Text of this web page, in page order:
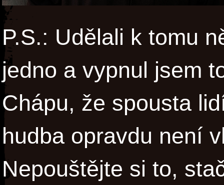
P.S.: Udělali k tomu
jedno a vypnul jsem
Chápu, že spousta
hudba opravdu není
Nepouštějte si to,